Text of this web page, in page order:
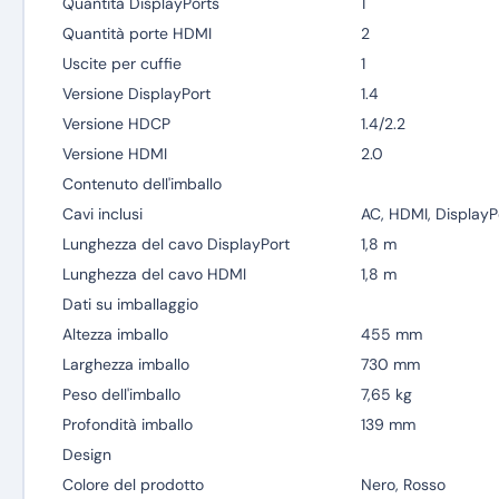
Quantità porte HDMI
2
Uscite per cuffie
1
Versione DisplayPort
1.4
Versione HDCP
1.4/2.2
Versione HDMI
2.0
Contenuto dell'imballo
Cavi inclusi
AC, HDMI,
Lunghezza del cavo DisplayPort
1,8 m
Lunghezza del cavo HDMI
1,8 m
Dati su imballaggio
Altezza imballo
455 mm
Larghezza imballo
730 mm
Peso dell'imballo
7,65 kg
Profondità imballo
139 mm
Design
Colore del prodotto
Nero, Rosso